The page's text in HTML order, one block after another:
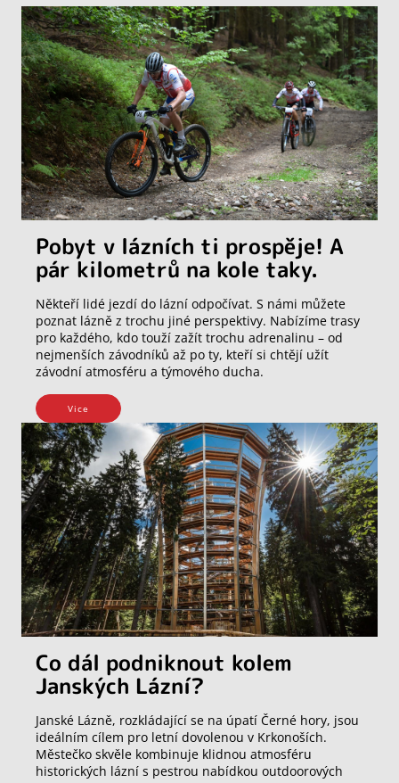
Pobyt v lázních ti prospěje! A
pár kilometrů na kole taky.
Někteří lidé jezdí do lázní odpočívat. S námi můžete
poznat lázně z trochu jiné perspektivy. Nabízíme trasy
pro každého, kdo touží zažít trochu adrenalinu – od
nejmenších závodníků až po ty, kteří si chtějí užít
závodní atmosféru a týmového ducha.
Vice
Co dál podniknout kolem
Janských Lázní?
Janské Lázně, rozkládající se na úpatí Černé hory, jsou
ideálním cílem pro letní dovolenou v Krkonoších.
Městečko skvěle kombinuje klidnou atmosféru
historických lázní s pestrou nabídkou outdoorových